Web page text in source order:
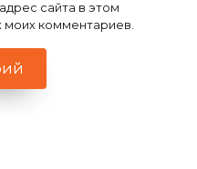
сайта в этом
моих комментариев.